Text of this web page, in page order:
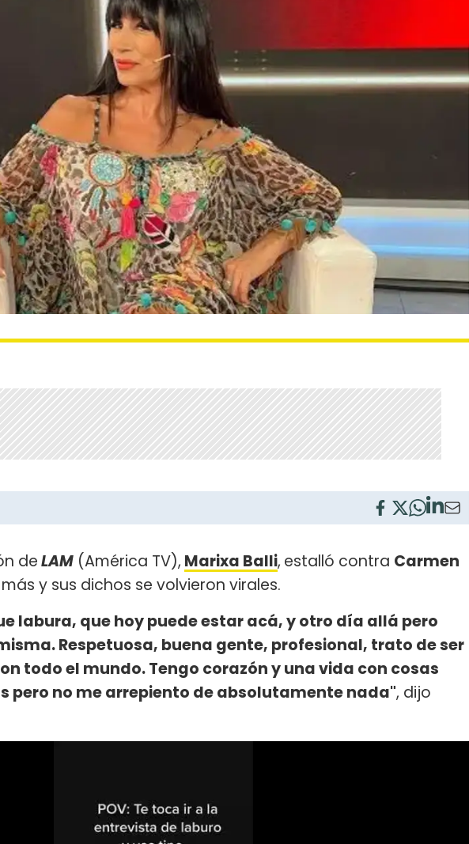
deLAM (América TV), Marixa Balli, estalló contra Carmen
y sus dichos se volvieron virales.
labura, que hoy puede estar acá, y otro día allá pero
Respetuosa, buena gente, profesional, trato de ser
todo el mundo. Tengo corazón y una vida con cosas
pero no me arrepiento de absolutamente nada", dijo